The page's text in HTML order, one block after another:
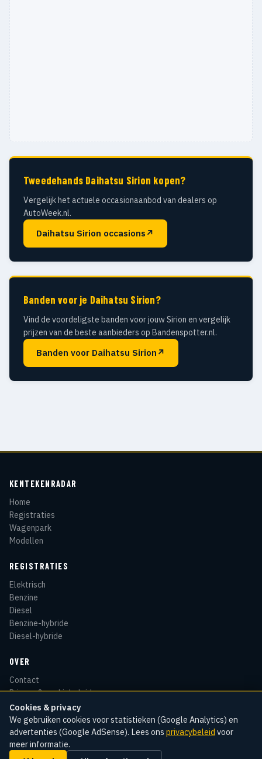
Cookies & privacy
We gebruiken cookies voor statistieken (Google Analytics) en
advertenties (Google AdSense). Lees ons privacybeleid voor
meer informatie.
Tweedehands Daihatsu Sirion kopen?
Vergelijk het actuele occasionaanbod van dealers op
AutoWeek.nl.
Daihatsu Sirion occasions ↗
Banden voor je Daihatsu Sirion?
Vind de voordeligste banden voor jouw Sirion en vergelijk
prijzen van de beste aanbieders op Bandenspotter.nl.
Banden voor Daihatsu Sirion ↗
KENTEKENRADAR
Home
Registraties
Wagenpark
Modellen
REGISTRATIES
Elektrisch
Benzine
Diesel
Benzine-hybride
Diesel-hybride
OVER
Contact
Privacy & cookiebeleid
Disclaimer
Sitemap